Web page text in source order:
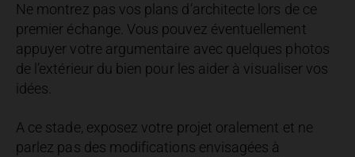
Ne montrez pas vos plans d’architecte lors de ce
premier échange. Vous pouvez éventuellement
appuyer votre argumentaire avec quelques photos
de l’extérieur du bien pour les aider à visualiser vos
idées.
A ce stade, exposez votre projet oralement et ne
parlez pas des modifications envisagées à